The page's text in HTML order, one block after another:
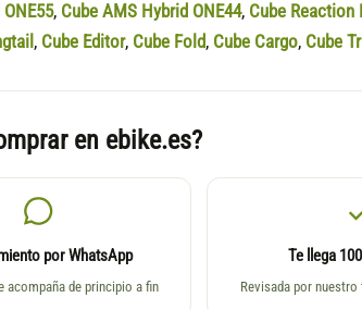
, Cube AMS Hybrid ONE44, Cube Reaction
, Cube Editor, Cube Fold, Cube Cargo, Cube
en ebike.es?
por WhatsApp
acompaña de principio a fin
Te llega
Revisada por